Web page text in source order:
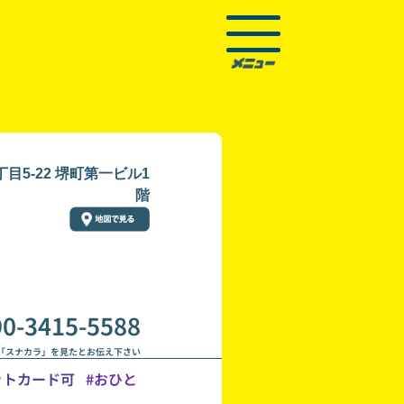
目5-22 堺町第一ビル1
階
3415-5588
スナカラ」を見たとお伝え下さい
カード可 #おひと